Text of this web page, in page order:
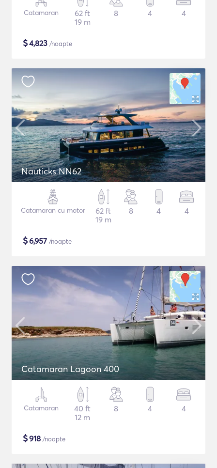
Catamaran
62 ft
19 m
8 4 4
$4,823 /noapte
Nauticks NN62
Catamaran cu motor
62 ft
19 m
8 4 4
$6,957 /noapte
Catamaran Lagoon 400
Catamaran
40 ft
12 m
8 4 4
$918 /noapte